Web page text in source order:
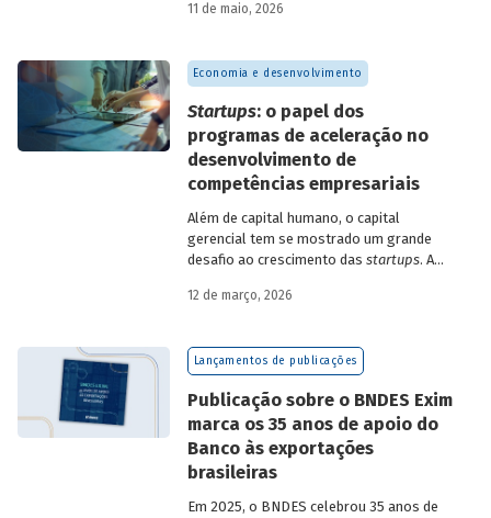
específicas do Banco.
11 de maio, 2026
Economia e desenvolvimento
Startups: o papel dos
programas de aceleração no
desenvolvimento de
competências empresariais
Além de capital humano, o capital
gerencial tem se mostrado um grande
desafio ao crescimento das startups. A
como programas de aceleração têm
desafio.
12 de março, 2026
Lançamentos de publicações
Publicação sobre o BNDES Exim
marca os 35 anos de apoio do
Banco às exportações
brasileiras
Em 2025, o BNDES celebrou 35 anos de